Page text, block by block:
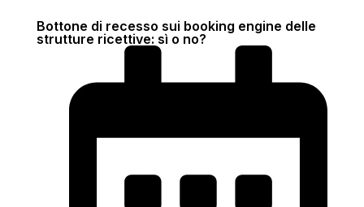
Bottone di recesso sui booking engine delle
strutture ricettive: sì o no?